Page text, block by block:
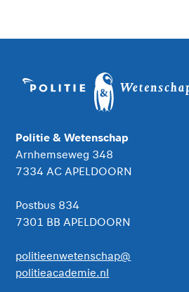
Politie & Wetenschap
Arnhemseweg 348
7334 AC APELDOORN
Postbus 834
7301 BB APELDOORN
politieenwetenschap@
politieacademie.nl